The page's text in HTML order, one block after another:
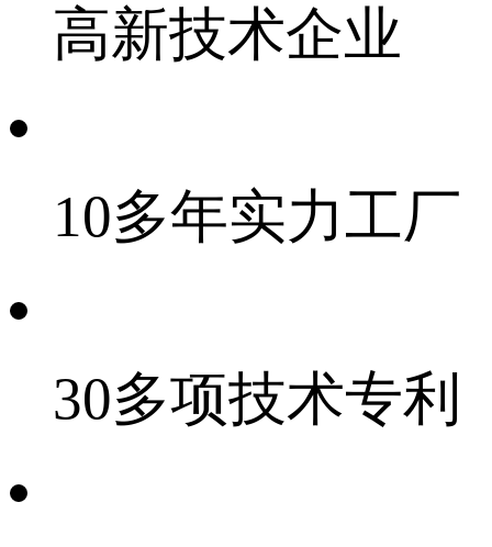
高新技术企业
10多年实力工厂
30多项技术专利